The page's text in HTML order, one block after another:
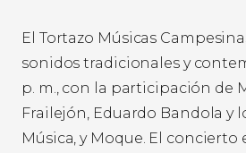
El Tortazo Músicas
sonidos tradicionales y
p. m., con la participación de
Frailejón, Eduardo Bandola y
Música, y Moque. El